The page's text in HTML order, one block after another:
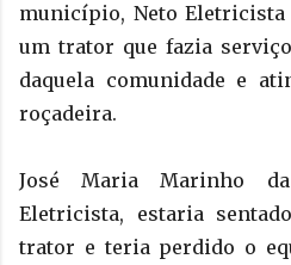
município, Neto
um trator que fazia
daquela comunidade e
roçadeira.
José Maria Marinho
Eletricista, estaria
trator e teria perdido o